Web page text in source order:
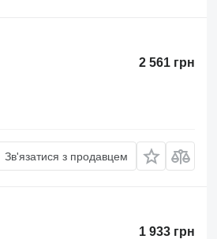
2 561 грн
Зв'язатися з продавцем
1 933 грн